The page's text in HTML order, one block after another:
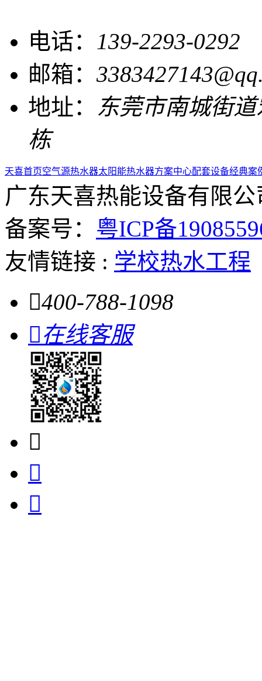
电话： 139-2293-
邮箱：
地址： 东莞市南城街
栋
天喜首页空气源热水器太阳能热水器方案中心配套设备经典案
广东天喜热能设备有限公
备案号： 粤ICP备
友情链接 : 学校热水工程
400-788-1098
在线客服


